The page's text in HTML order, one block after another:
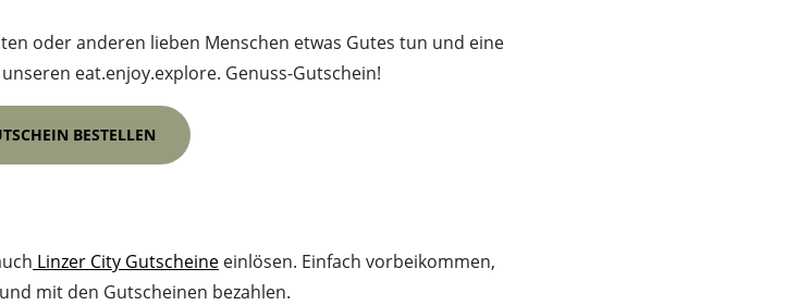
oder anderen lieben Menschen etwas Gutes tun und eine
eat.enjoy.explore. Genuss-Gutschein!
BESTELLEN
Linzer City Gutscheine einlösen. Einfach vorbeikommen,
mit den Gutscheinen bezahlen.